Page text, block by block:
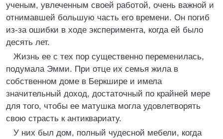
ученым, увлеченным своей работой, очень важной и
отнимавшей большую часть его времени. Он погиб
из-за ошибки в ходе эксперимента, когда ей было
десять лет.
Жизнь ее с тех пор существенно переменилась,
подумала Эмми. При отце их семья жила в
собственном доме в Беркшире и имела
значительный доход, достаточный по крайней мере
для того, чтобы ее матушка могла удовлетворять
свою страсть к антиквариату.
У них был дом, полный чудесной мебели, когда